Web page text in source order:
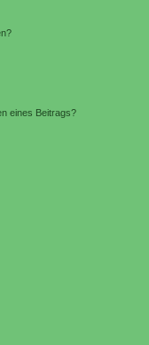
eines Beitrags?